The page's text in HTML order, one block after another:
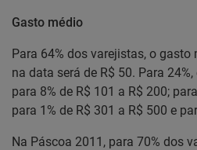
Gasto médio
Para 64% dos varejistas, o
na data será de R$ 50. Para
para 8% de R$ 101 a R$ 200;
para 1% de R$ 301 a R$ 500 e
Na Páscoa 2011, para 70% dos